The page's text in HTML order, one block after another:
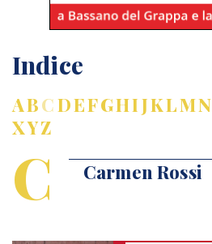
Indice
ABCDEFGHIJKLMN
XYZ
C Carmen Rossi